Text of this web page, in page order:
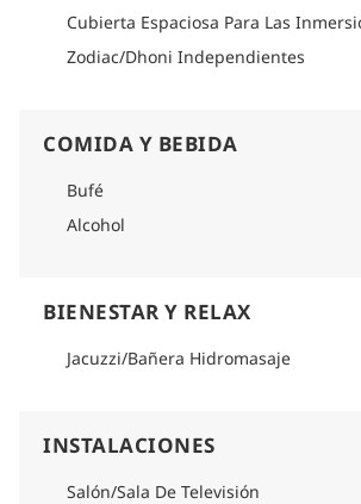
Cubierta Espaciosa Para Las
Zodiac/Dhoni Independientes
COMIDA Y BEBIDA
Bufé
Alcohol
BIENESTAR Y RELAX
Jacuzzi/Bañera Hidromasaje
INSTALACIONES
Salón/Sala De Televisión